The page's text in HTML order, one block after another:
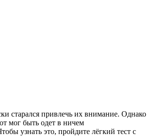
старался привлечь их внимание. Однако
мог быть одет в ничем
узнать это, пройдите лёгкий тест с